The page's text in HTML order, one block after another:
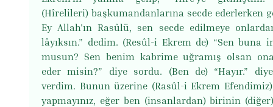
(Hîrelileri) başkumandanlarına secde ederlerken
Ey Allah'ın Rasûlü, sen secde edilmeye
lâyıksın.” dedim. (Resûl-i Ekrem de) “Sen buna
musun? Sen benim kabrime uğramış olsan
eder misin?” diye sordu. (Ben de) “Hayır.”
verdim. Bunun üzerine (Rasûl-i Ekrem
yapmayınız, eğer ben (insanlardan) birinin